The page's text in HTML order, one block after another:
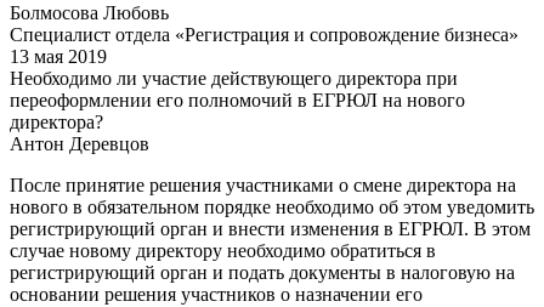
Болмосова Любовь
Специалист отдела «Регистрация и сопровождение бизнеса»
13 мая 2019
Необходимо ли участие действующего директора при
переоформлении его полномочий в ЕГРЮЛ на нового
директора?
Антон Деревцов
После принятие решения участниками о смене директора на
нового в обязательном порядке необходимо об этом уведомить
регистрирующий орган и внести изменения в ЕГРЮЛ. В этом
случае новому директору необходимо обратиться в
регистрирующий орган и подать документы в налоговую на
основании решения участников о назначении его